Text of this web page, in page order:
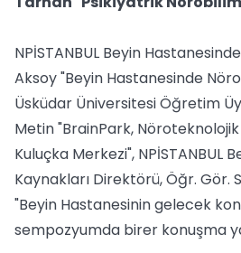
NPİSTANBUL Beyin
Aksoy "Beyin Hastanesinde
Üsküdar Üniversitesi Öğretim
Metin "BrainPark,
Kuluçka Merkezi", NPİSTANBUL
Kaynakları Direktörü, Öğr. Gör.
"Beyin Hastanesinin gelecek
sempozyumda birer konuşma